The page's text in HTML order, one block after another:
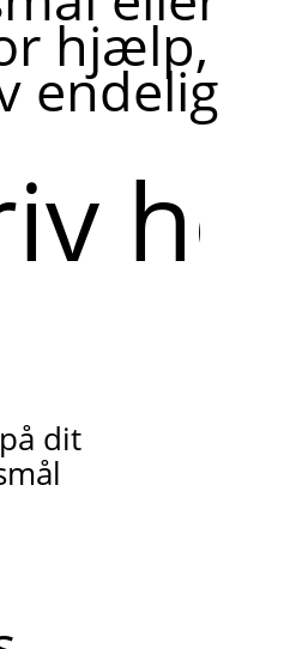
hjælp,
endelig
dit